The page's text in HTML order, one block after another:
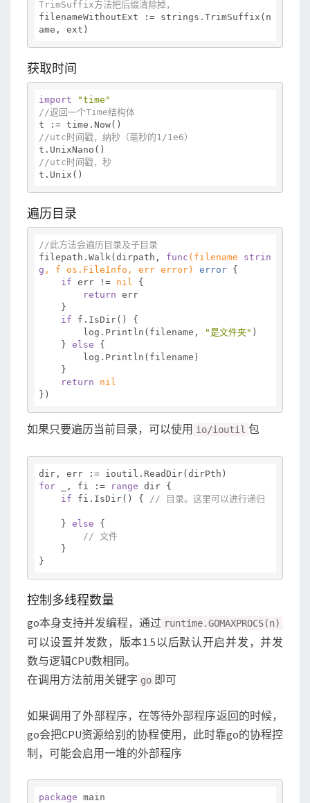
TrimSuffix方法把后缀清除掉，
filenameWithoutExt := strings.TrimSuffix(n
获取时间
import
"time"
//返回一个Time结构体
//utc时间戳，纳秒（毫秒的1/1e6）
//utc时间戳，秒
遍历目录
//此方法会遍历目录及子目录
filepath.Walk(dirpath, func (filename strin
g , f os.FileInfo, err error) error {
if err != nil {
return err
if f.IsDir() {
        log.Println(filename,
"是文件夹" )
    }
else {
return
nil
如果只要遍历当前目录，可以使用 io/ioutil 包
for _, fi := range dir {
if fi.IsDir() { // 目录。这里可以进行递归
    }
else {
// 文件
控制多线程数量
go本身支持并发编程，通过 runtime.GOMAXPROCS(n)
可以设置并发数，版本1.5以后默认开启并发，并发
数与逻辑CPU数相同。
在调用方法前用关键字 go 即可
如果调用了外部程序，在等待外部程序返回的时候，
go会把CPU资源给别的协程使用，此时靠go的协程控
制，可能会启用一堆的外部程序
package